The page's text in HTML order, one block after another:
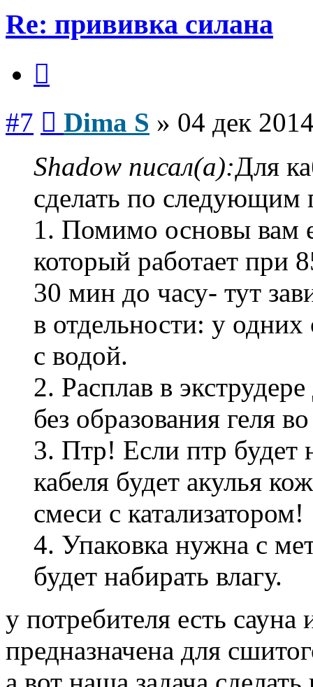
Re: прививка силана
#7 Dima S » 04 дек
Shadow писал(а):Для
сделать по следующим
1. Помимо основы вам
который работает при
30 мин до часу- тут
в отдельности: у
с водой.
2. Расплав в
без образования геля
3. Птр! Если птр будет
кабеля будет акулья
смеси с катализатором!
4. Упаковка нужна с
будет набирать влагу.
у потребителя есть сауна
предназначена для